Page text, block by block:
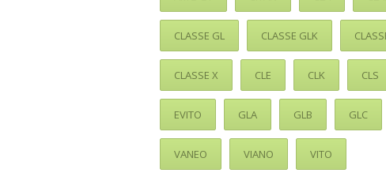
CLASSE GL CLASSE GLK
CLASSE X CLE CLK CLS
EVITO GLA GLB GLC
VANEO VIANO VITO